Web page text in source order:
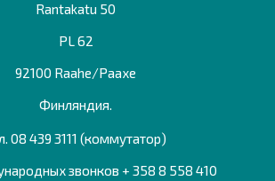
Rantakatu 50
PL 62
92100 Raahe/Раахе
Финляндия.
08 439 3111 (коммутатор)
звонков + 358 8 558 410